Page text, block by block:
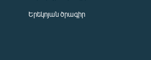
Երեկոյան ծրագիր